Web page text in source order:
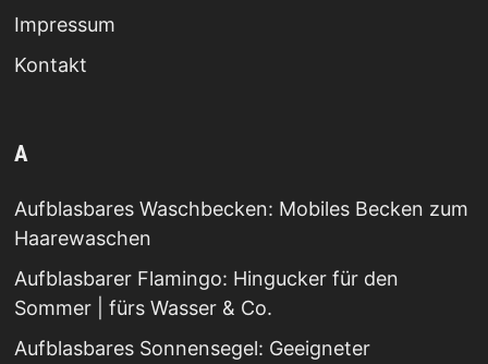
Impressum
Kontakt
A
Aufblasbares Waschbecken: Mobiles Becken zum
Haarewaschen
Aufblasbarer Flamingo: Hingucker für den
Sommer | fürs Wasser & Co.
Aufblasbares Sonnensegel: Geeigneter